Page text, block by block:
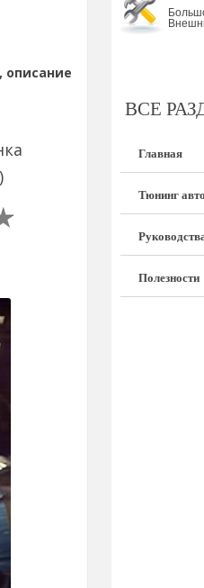
описание
ВСЕ
Главная
Тюнинг авто
Полезности